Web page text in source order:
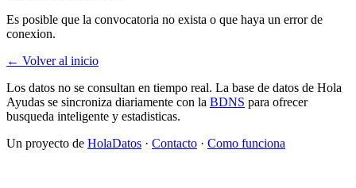
Es posible que la convocatoria no exista o que haya un error de
conexion.
← Volver al inicio
Los datos no se consultan en tiempo real. La base de datos de Hola
Ayudas se sincroniza diariamente con la BDNS para ofrecer
busqueda inteligente y estadisticas.
Un proyecto de HolaDatos · Contacto · Como funciona